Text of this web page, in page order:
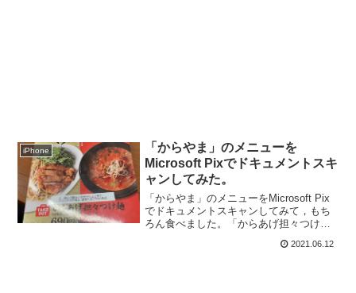
iPhone
「からやま」のメニューを
Microsoft Pixでドキュメントスキ
ャンしてみた。
「からやま」のメニューをMicrosoft Pix
でドキュメントスキャンしてみて，もち
ろん食べました。「からあげ担々つけ
2021.06.12